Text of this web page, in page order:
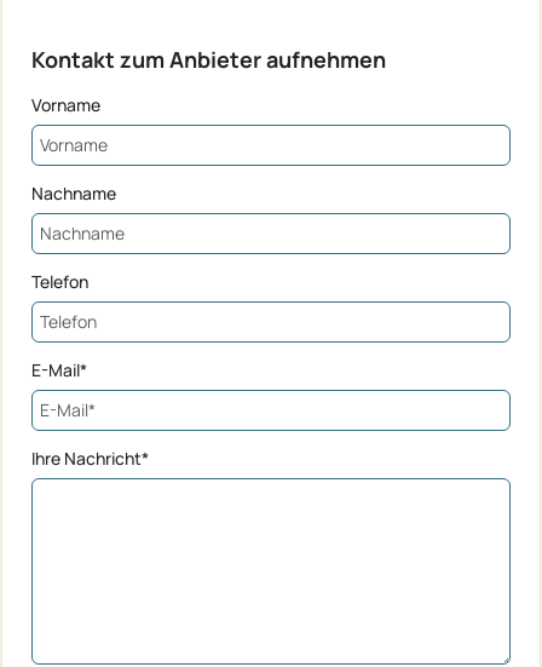
Kontakt zum Anbieter aufnehmen
Vorname
Nachname
Telefon
E-Mail*
Ihre Nachricht*